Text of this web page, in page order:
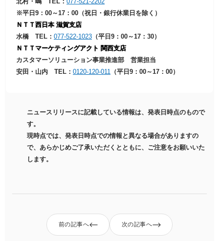
※平日9：00～17：00（祝日・銀行休業日を除く）
ＮＴＴ西日本 滋賀支店
水橋 TEL： 077-522-1023 （平日9：00～17：30）
ＮＴＴマーケティングアクト 関西支店
カスタマーソリューション事業推進部 営業担当
安田・山内 TEL： 0120-120-011 （平日9：00～17：00）
ニュースリリースに記載している情報は、発表日時点のもので
す。
現時点では、発表日時点での情報と異なる場合がありますの
で、あらかじめご了承いただくとともに、ご注意をお願いいた
します。
前の記事へ 次の記事へ